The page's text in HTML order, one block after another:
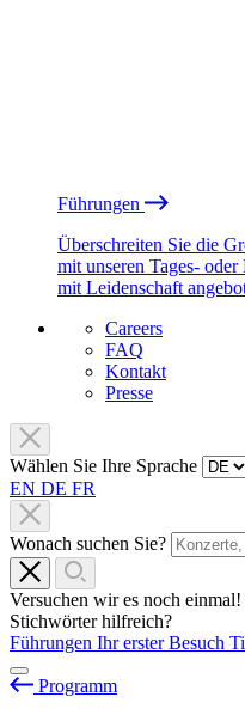
Führungen
Überschreiten Sie die
mit unseren Tages-
mit Leidenschaft
Careers
FAQ
Kontakt
Presse
Wählen Sie Ihre Sprache
EN DE FR
Wonach suchen Sie?
Versuchen wir es noch
Stichwörter hilfreich?
Führungen Ihr erster Besuch
Programm